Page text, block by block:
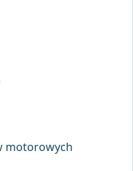
motorowych